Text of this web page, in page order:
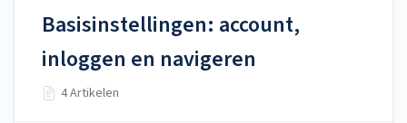
Basisinstellingen: account,
inloggen en navigeren
4 Artikelen